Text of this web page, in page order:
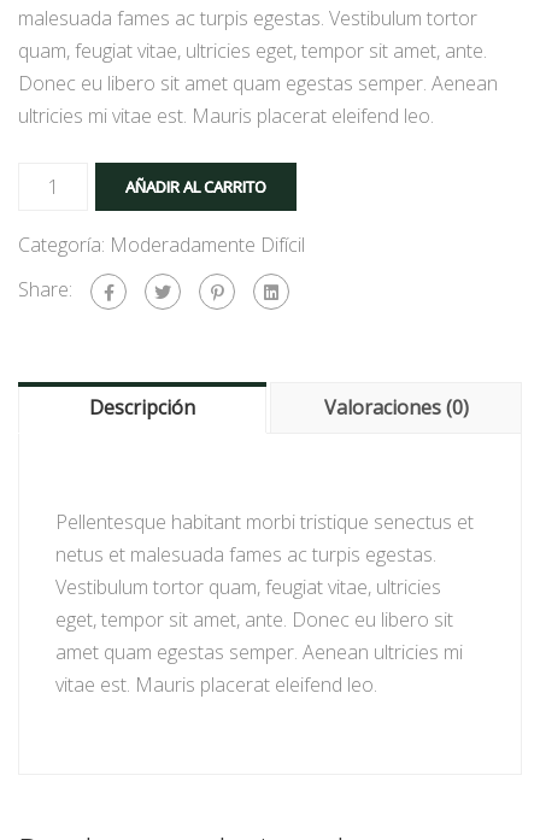
malesuada fames ac turpis egestas. Vestibulum tortor
quam, feugiat vitae, ultricies eget, tempor sit amet, ante.
Donec eu libero sit amet quam egestas semper. Aenean
ultricies mi vitae est. Mauris placerat eleifend leo.
AÑADIR AL CARRITO
Categoría: Moderadamente Difícil
Share:
Descripción Valoraciones (0)
Pellentesque habitant morbi tristique senectus et
netus et malesuada fames ac turpis egestas.
Vestibulum tortor quam, feugiat vitae, ultricies
eget, tempor sit amet, ante. Donec eu libero sit
amet quam egestas semper. Aenean ultricies mi
vitae est. Mauris placerat eleifend leo.